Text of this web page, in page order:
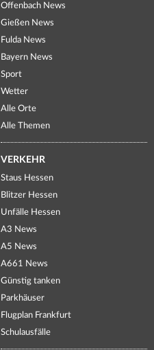
Offenbach News
Gießen News
Fulda News
Bayern News
Sport
Wetter
Alle Orte
Alle Themen
VERKEHR
Staus Hessen
Blitzer Hessen
Unfälle Hessen
A3 News
A5 News
A661 News
Günstig tanken
Parkhäuser
Flugplan Frankfurt
Schulausfälle